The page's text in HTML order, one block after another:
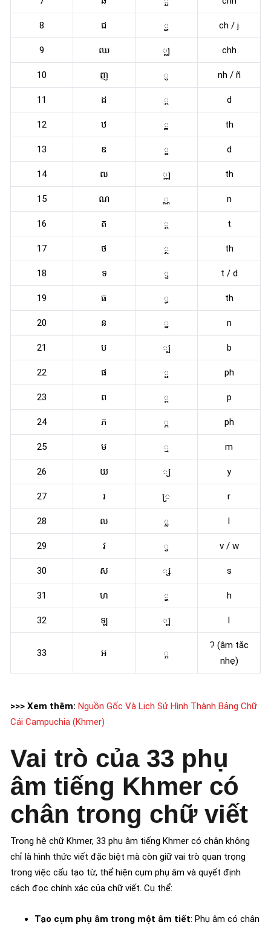
8 ជ ្ជ ch / j
9 ឈ ្ឈ chh
10 ញ ្ញ nh / ñ
11 ដ ្ដ d
12 ឋ ្ឋ th
13 ឌ ្ឌ d
14 ឍ ្ឍ th
15 ណ ្ណ n
16 ត ្ត t
17 ថ ្ថ th
18 ទ ្ទ t / d
19 ធ ្ធ th
20 ន ្ន n
21 ប ្ប b
22 ផ ្ផ ph
23 ព ្ព p
24 ភ ្ភ ph
25 ម ្ម m
26 យ ្យ y
27 រ ្រ r
28 ល ្ល l
29 វ ្វ v / w
30 ស ្ស s
31 ហ ្ហ h
32 ឡ ្ឡ l
33 អ ្អ
ʔ (âm tắc
nhẹ)
>>> Xem thêm: Nguồn Gốc Và Lịch Sử Hình Thành Bảng Chữ
Cái Campuchia (Khmer)
Vai trò của 33 phụ
âm tiếng Khmer có
chân trong chữ viết
Trong hệ chữ Khmer, 33 phụ âm tiếng Khmer có chân không
chỉ là hình thức viết đặc biệt mà còn giữ vai trò quan trọng
trong việc cấu tạo từ, thể hiện cụm phụ âm và quyết định
cách đọc chính xác của chữ viết. Cụ thể:
Tạo cụm phụ âm trong một âm tiết: Phụ âm có chân